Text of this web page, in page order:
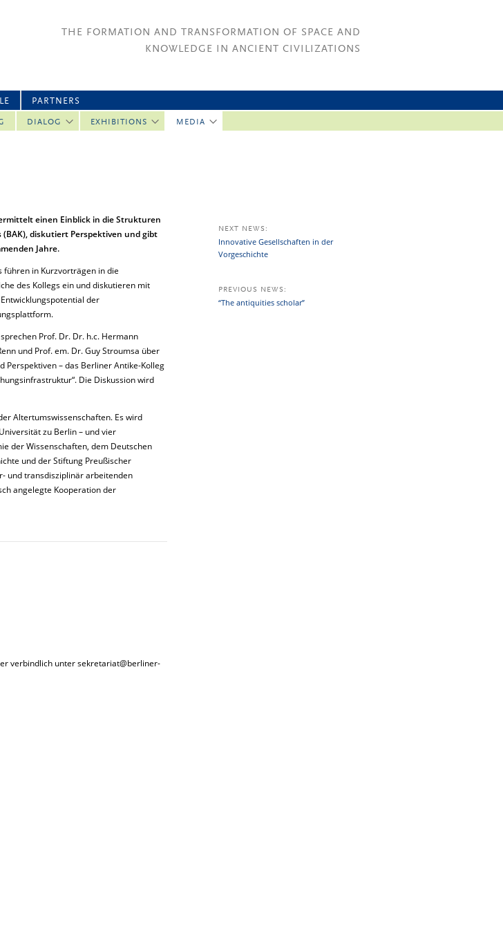
THE FORMATION AND TRANSFORMATION OF SPACE AND
KNOWLEDGE IN ANCIENT CIVILIZATIONS
DIALOG EXHIBITIONS MEDIA
PARTNERS
einen Einblick in die Strukturen
diskutiert Perspektiven und gibt
Jahre.
in Kurzvorträgen in die
des Kollegs ein und diskutieren mit
der
Prof. Dr. Dr. h.c. Hermann
und Prof. em. Dr. Guy Stroumsa über
Perspektiven – das Berliner Antike-Kolleg
Die Diskussion wird
Altertumswissenschaften. Es wird
zu Berlin – und vier
der Wissenschaften, dem Deutschen
und der Stiftung Preußischer
und transdisziplinär arbeitenden
angelegte Kooperation der
verbindlich unter sekretariat@berliner-
NEXT NEWS:
Innovative Gesellschaften in der
Vorgeschichte
PREVIOUS NEWS:
“The antiquities scholar”